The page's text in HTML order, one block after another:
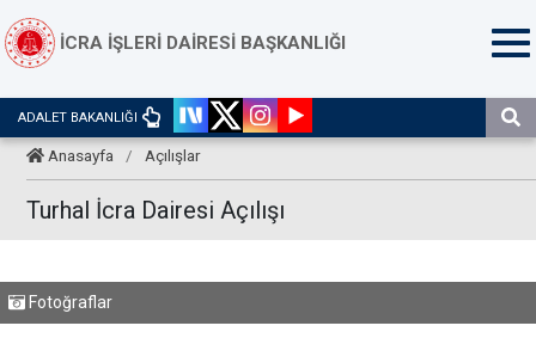
İCRA İŞLERİ DAİRESİ BAŞKANLIĞI
ADALET BAKANLIĞI
Anasayfa / Açılışlar
Turhal İcra Dairesi Açılışı
Fotoğraflar